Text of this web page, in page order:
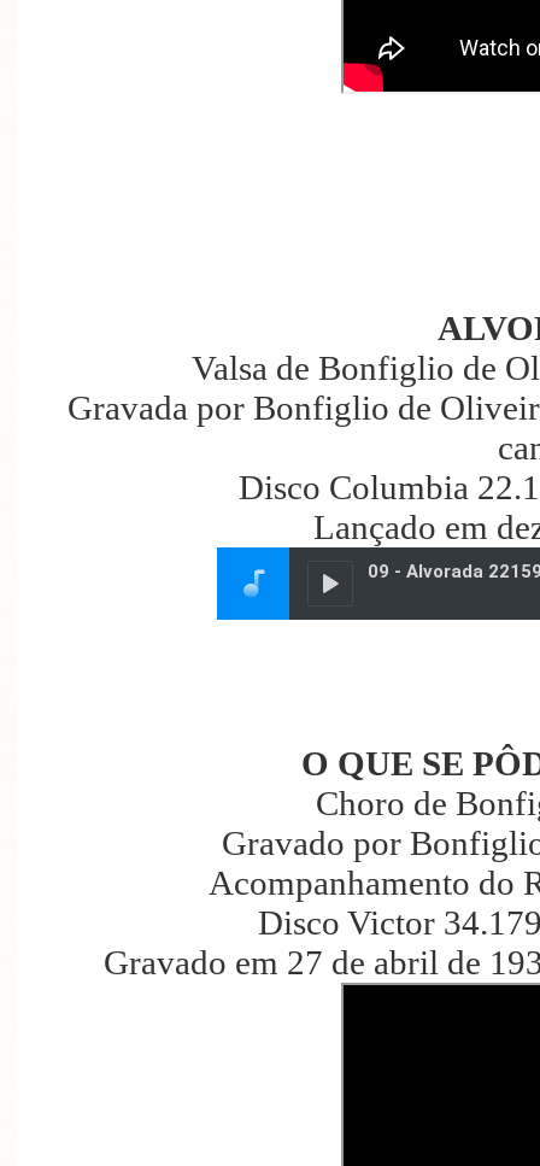
Valsa de Bonfiglio de
Gravada por Bonfiglio de
Disco Columbia
Lançado em
O QUE SE
Choro de
Gravado por
Acompanhamento do
Disco Victor
Gravado em 27 de abril de